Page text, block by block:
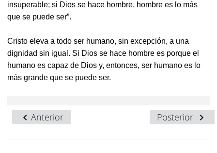
insuperable; si Dios se hace hombre, hombre es lo más
que se puede ser”.
Cristo eleva a todo ser humano, sin excepción, a una
dignidad sin igual. Si Dios se hace hombre es porque el
humano es capaz de Dios y, entonces, ser humano es lo
más grande que se puede ser.
Posterior
Anterior